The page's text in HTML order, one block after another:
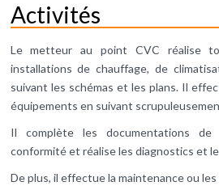
Activités
Le metteur au point CVC réalise
installations de chauffage, de
suivant les schémas et les plans. Il
équipements en suivant
Il complète les documentations
conformité et réalise les diagnostics et
De plus, il effectue la maintenance ou